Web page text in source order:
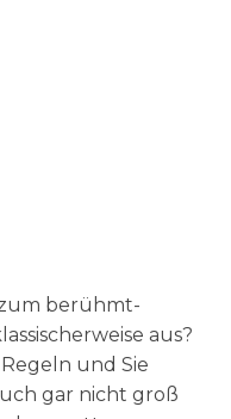
berühmt-
aus?
und Sie
gar nicht groß